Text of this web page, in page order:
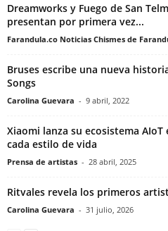
Dreamworks y Fuego de San
presentan por primera vez...
Farandula.co Noticias Chismes de
Bruses escribe una nueva
Songs
Carolina Guevara - 9 abril, 2022
Xiaomi lanza su ecosistema
cada estilo de vida
Prensa de artistas - 28 abril, 2025
Ritvales revela los primeros
Carolina Guevara - 31 julio, 2026